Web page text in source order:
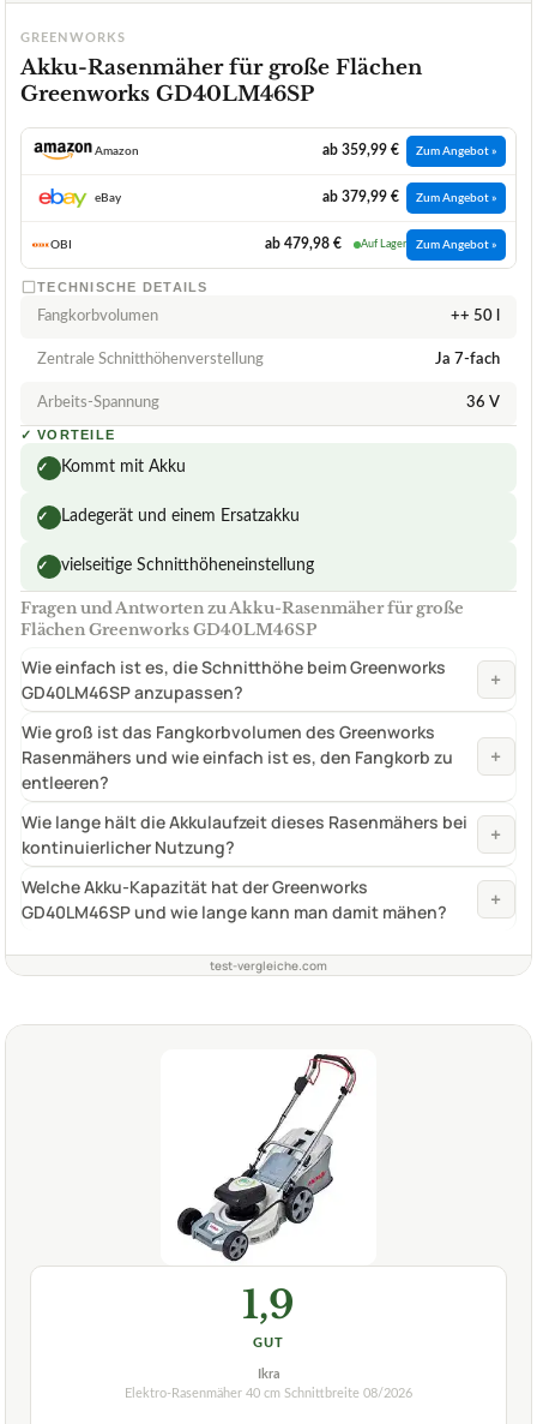
GREENWORKS
Akku-Rasenmäher für große Flächen
Greenworks GD40LM46SP
Amazon ab 359,99 € Zum Angebot »
eBay ab 379,99 € Zum Angebot »
OBI ab 479,98 € Auf Lager Zum Angebot »
TECHNISCHE DETAILS
Fangkorbvolumen ++ 50 l
Zentrale Schnitthöhenverstellung Ja 7-fach
Arbeits-Spannung 36 V
✓ VORTEILE
✓ Kommt mit Akku
✓ Ladegerät und einem Ersatzakku
✓ vielseitige Schnitthöheneinstellung
Fragen und Antworten zu Akku-Rasenmäher für große
Flächen Greenworks GD40LM46SP
Wie einfach ist es, die Schnitthöhe beim Greenworks
GD40LM46SP anzupassen?
+
Wie groß ist das Fangkorbvolumen des Greenworks
Rasenmähers und wie einfach ist es, den Fangkorb zu
entleeren?
+
Wie lange hält die Akkulaufzeit dieses Rasenmähers bei
kontinuierlicher Nutzung?
+
Welche Akku-Kapazität hat der Greenworks
GD40LM46SP und wie lange kann man damit mähen?
+
test-vergleiche.com
1,9
GUT
Ikra
Elektro-Rasenmäher 40 cm Schnittbreite 08/2026